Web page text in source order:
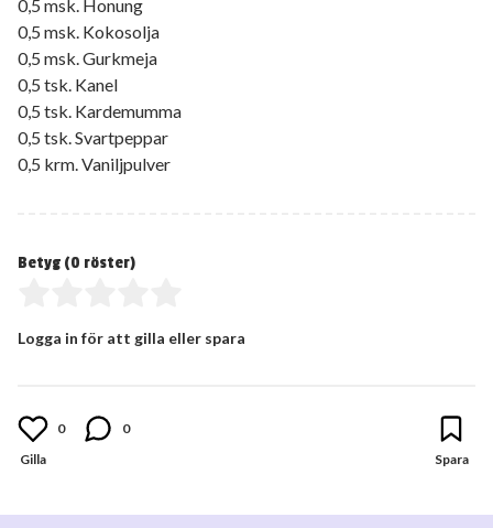
0,5 msk. Honung
0,5 msk. Kokosolja
0,5 msk. Gurkmeja
0,5 tsk. Kanel
0,5 tsk. Kardemumma
0,5 tsk. Svartpeppar
0,5 krm. Vaniljpulver
Betyg (0 röster)
Logga in för att gilla eller spara
0 0